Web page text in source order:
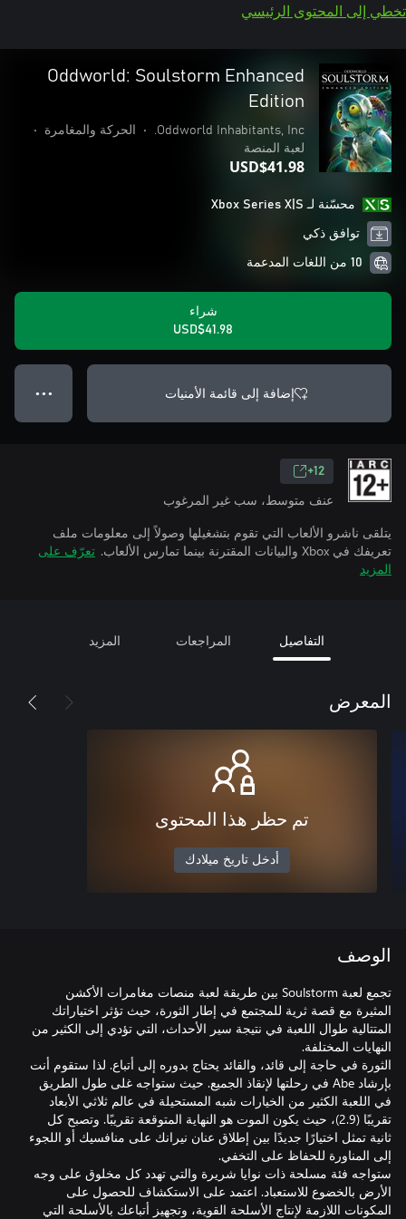
تخطي إلى المحتوى الرئيسي
Oddworld: Soulstorm Enhanced
Edition
Oddworld Inhabitants, Inc.
• الحركة والمغامرة
•
لعبة المنصة
USD$41.98
محسّنة لـ Xbox Series X|S
توافق ذكي
10 من اللغات المدعمة
شراء
USD$41.98
إضافة إلى قائمة الأمنيات ● ● ●
12+
عنف متوسط، سب غير المرغوب
يتلقى ناشرو الألعاب التي تقوم بتشغيلها وصولاً إلى معلومات ملف
تعريفك في Xbox والبيانات المقترنة بينما تمارس الألعاب.
تعرّف على
المزيد
التفاصيل المراجعات المزيد
المعرض
تم حظر هذا المحتوى
أدخل تاريخ ميلادك
الوصف
تجمع لعبة Soulstorm بين طريقة لعبة منصات مغامرات الأكشن
المثيرة مع قصة ثرية للمجتمع في إطار الثورة، حيث تؤثر اختياراتك
المتتالية طوال اللعبة في نتيجة سير الأحداث، التي تؤدي إلى الكثير من
الثورة في حاجة إلى قائد، والقائد يحتاج بدوره إلى أتباع. لذا ستقوم أنت
بإرشاد Abe في رحلتها لإنقاذ الجميع. حيث ستواجه غلى طول الطريق
في اللعبة الكثير من الخيارات شبه المستحيلة في عالم ثلاثي الأبعاد
تقريبًا (2.9)، حيث يكون الموت هو النهاية المتوقعة تقريبًا. وتصبح كل
ثانية تمثل اختيارًا جديدًا بين إطلاق عنان نيرانك على منافسيك أو اللجوء
ستواجه فئة مسلحة ذات نوايا شريرة والتي تهدد كل مخلوق على وجه
الأرض بالخضوع للاستعباد. اعتمد على الاستكشاف للحصول على
المكونات اللازمة لإنتاج الأسلحة القوية، وتجهيز أتباعك بالأسلحة التي